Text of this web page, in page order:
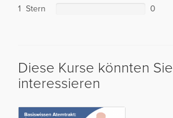
1 Stern
0
Diese Kurse könnten Sie
interessieren